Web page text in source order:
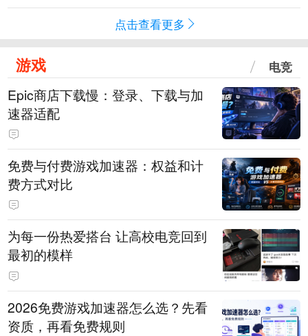
点击查看更多
游戏 电竞
Epic商店下载慢：登录、下载与加
速器适配
免费与付费游戏加速器：权益和计
费方式对比
为每一份热爱搭台 让高校电竞回到
最初的模样
2026免费游戏加速器怎么选？先看
资质，再看免费规则